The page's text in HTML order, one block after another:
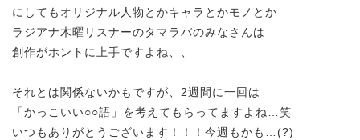
にしてもオリジナル人物とかキャラとかモノとか
ラジアナ木曜リスナーのタマラバのみなさんは
創作がホントに上手ですよね、、
それとは関係ないかもですが、2週間に一回は
「かっこいい○○語」を考えてもらってますよね…笑
いつもありがとうございます！！！今週もかも…(?)